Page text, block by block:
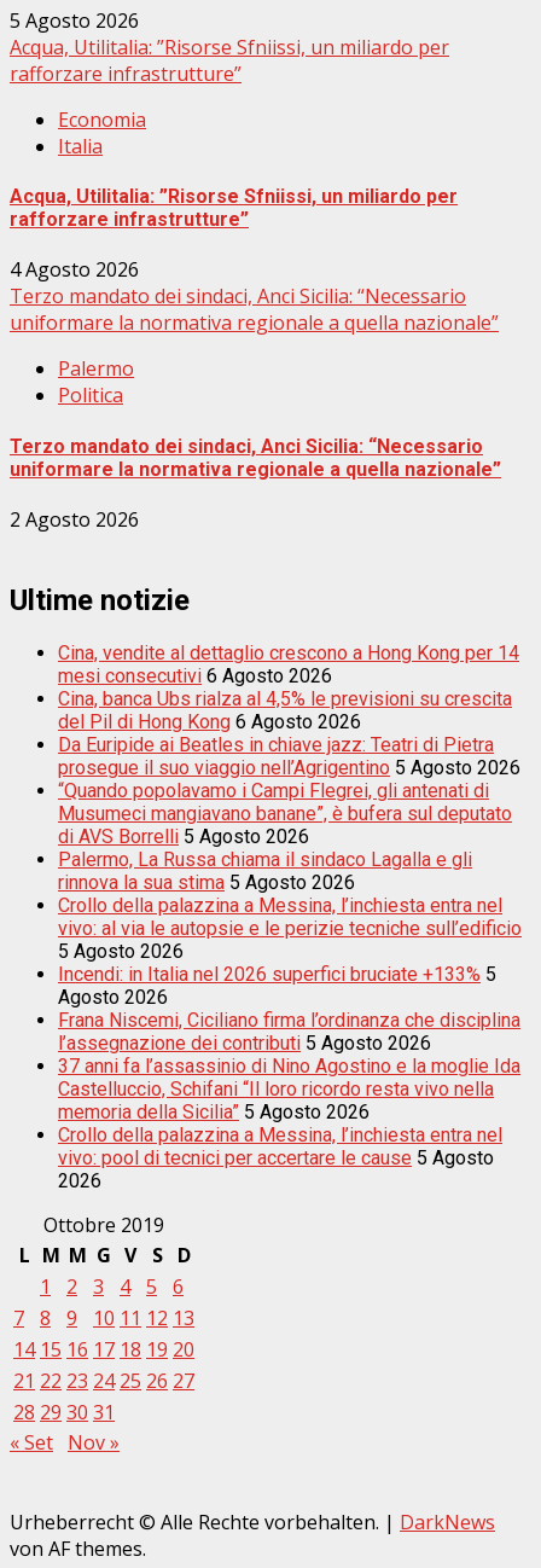
5 Agosto 2026
Acqua, Utilitalia: ”Risorse Sfniissi, un miliardo per
rafforzare infrastrutture”
Economia
Italia
Acqua, Utilitalia: ”Risorse Sfniissi, un miliardo per
rafforzare infrastrutture”
4 Agosto 2026
Terzo mandato dei sindaci, Anci Sicilia: “Necessario
uniformare la normativa regionale a quella nazionale”
Palermo
Politica
Terzo mandato dei sindaci, Anci Sicilia: “Necessario
uniformare la normativa regionale a quella nazionale”
2 Agosto 2026
Ultime notizie
Cina, vendite al dettaglio crescono a Hong Kong per 14
mesi consecutivi 6 Agosto 2026
Cina, banca Ubs rialza al 4,5% le previsioni su crescita
del Pil di Hong Kong 6 Agosto 2026
Da Euripide ai Beatles in chiave jazz: Teatri di Pietra
prosegue il suo viaggio nell’Agrigentino 5 Agosto 2026
“Quando popolavamo i Campi Flegrei, gli antenati di
Musumeci mangiavano banane”, è bufera sul deputato
di AVS Borrelli 5 Agosto 2026
Palermo, La Russa chiama il sindaco Lagalla e gli
rinnova la sua stima 5 Agosto 2026
Crollo della palazzina a Messina, l’inchiesta entra nel
vivo: al via le autopsie e le perizie tecniche sull’edificio
5 Agosto 2026
Incendi: in Italia nel 2026 superfici bruciate +133% 5
Agosto 2026
Frana Niscemi, Ciciliano firma l’ordinanza che disciplina
l’assegnazione dei contributi 5 Agosto 2026
37 anni fa l’assassinio di Nino Agostino e la moglie Ida
Castelluccio, Schifani “Il loro ricordo resta vivo nella
memoria della Sicilia” 5 Agosto 2026
Crollo della palazzina a Messina, l’inchiesta entra nel
vivo: pool di tecnici per accertare le cause 5 Agosto
2026
Ottobre 2019
L M M G V S
D
1
2 3 4 5
6
7 8 9 10 11 12 13
14 15 16 17 18 19 20
21 22 23 24 25 26 27
28 29 30 31
« Set Nov »
Urheberrecht © Alle Rechte vorbehalten. | DarkNews
von AF themes.